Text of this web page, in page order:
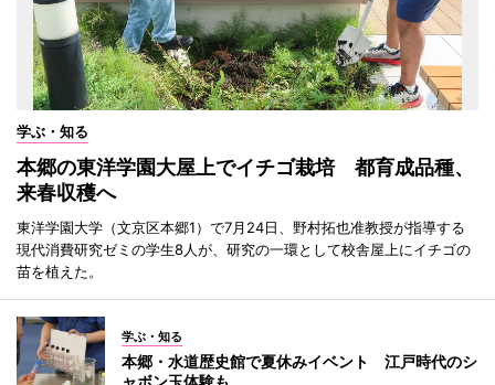
学ぶ・知る
本郷の東洋学園大屋上でイチゴ栽培 都育成品種、
来春収穫へ
東洋学園大学（文京区本郷1）で7月24日、野村拓也准教授が指導する
現代消費研究ゼミの学生8人が、研究の一環として校舎屋上にイチゴの
苗を植えた。
学ぶ・知る
本郷・水道歴史館で夏休みイベント 江戸時代のシ
ャボン玉体験も